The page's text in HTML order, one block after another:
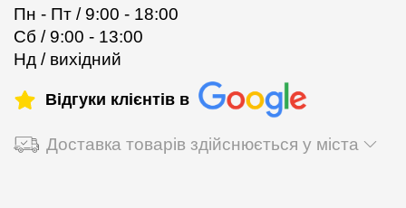
Пн - Пт / 9:00 - 18:00
Сб / 9:00 - 13:00
Нд / вихідний
Відгуки клієнтів в
Доставка товарів здійснюється у міста